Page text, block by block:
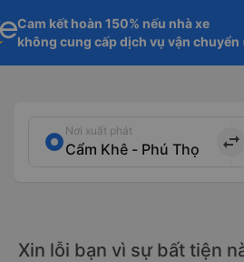
Cam kết hoàn 150% nếu nhà xe
không cung cấp dịch vụ vận chuyển
Nơi xuất phát
import_export
Xin lỗi bạn vì sự bất tiện